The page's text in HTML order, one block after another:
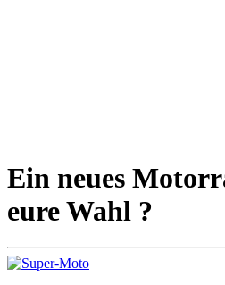
Ein neues
eure Wahl ?